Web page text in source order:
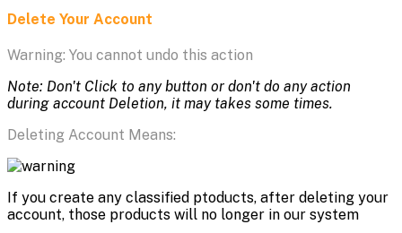
Delete Your Account
Warning: You cannot undo this action
Note: Don't Click to any button or don't do any action
during account Deletion, it may takes some times.
Deleting Account Means:
If you create any classified ptoducts, after deleting your
account, those products will no longer in our system